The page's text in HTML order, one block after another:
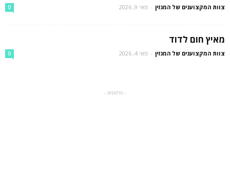
צוות המקצוענים של המגזין - מאי 9, 2026 0
מאיץ חום לדוד
צוות המקצוענים של המגזין - מאי 4, 2026 0
- פרסומת -